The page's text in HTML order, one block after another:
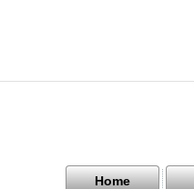
Home